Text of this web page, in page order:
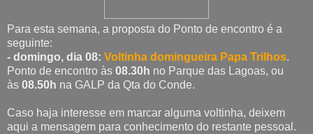
Para esta semana, a proposta do Ponto de encontro é a
seguinte:
- domingo, dia 08: Voltinha domingueira Papa Trilhos.
Ponto de encontro às 08.30h no Parque das Lagoas, ou
às 08.50h na GALP da Qta do Conde.
Caso haja interesse em marcar alguma voltinha, deixem
aqui a mensagem para conhecimento do restante pessoal.